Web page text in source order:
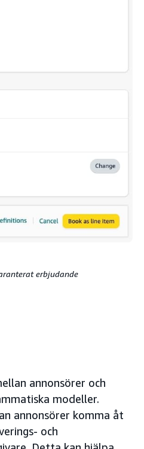
erbjudande
annonsörer och
modeller.
annonsörer komma åt
och